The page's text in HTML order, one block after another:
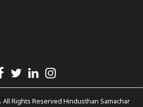
Rights Reserved Hindusthan Samachar